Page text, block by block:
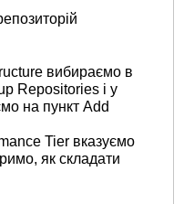
вибираємо в
Repositories і у
на пункт Add
Tier вказуємо
як складати